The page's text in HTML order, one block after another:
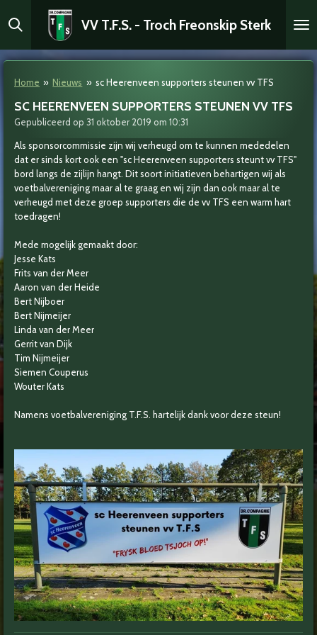
direct
de
VV T.F.S. - Troch Freonskip Sterk
Home » Nieuws » sc Heerenveen supporters steunen vv TFS
SC HEERENVEEN SUPPORTERS STEUNEN VV TFS
Gepubliceerd op 31 oktober 2019 om 10:31
Als sponsorcommissie zijn wij verheugd om te kunnen mededelen
dat er sinds kort ook een "sc Heerenveen supporters steunt vv TFS"
bord langs de zijlijn hangt. Dit soort initiatieven behartigen wij als
voetbalvereniging maar al te graag en wij zijn dan ook maar al te
verheugd met deze groep supporters die de vv TFS een warm hart
toedragen!
Mede mogelijk gemaakt door:
Jesse Kats
Frits van der Meer
Aaron van der Heide
Bert Nijboer
Bert Nijmeijer
Linda van der Meer
Gerrit van Dijk
Tim Nijmeijer
Siemen Couperus
Wouter Kats
Namens voetbalvereniging T.F.S. hartelijk dank voor deze steun!